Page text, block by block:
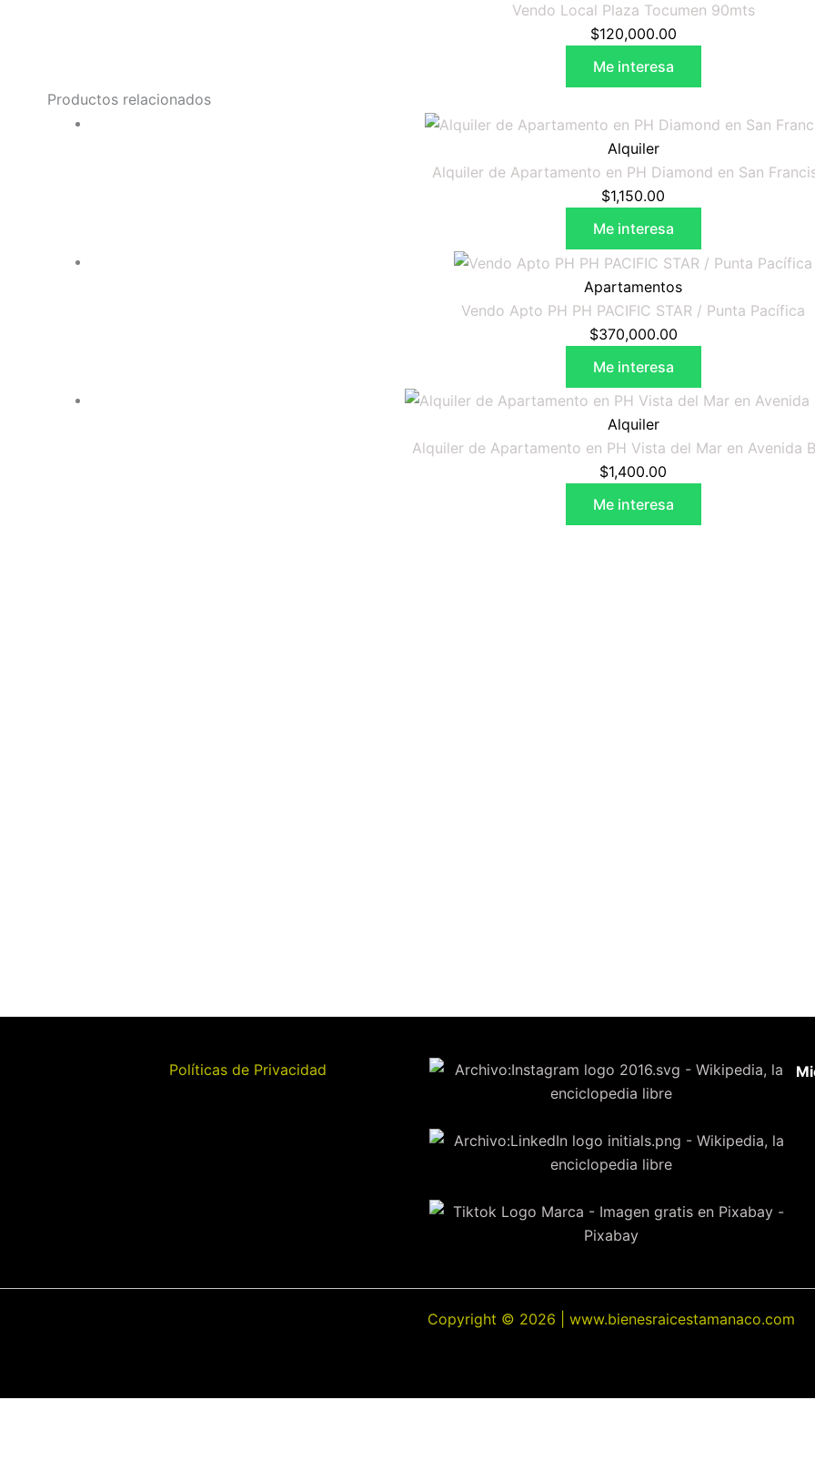
Vendo Local Plaza Tocumen 90mts
$120,000.00
Me interesa
Productos relacionados
Alquiler
Alquiler de Apartamento en PH Diamond en San
$1,150.00
Me interesa
Apartamentos
Vendo Apto PH PH PACIFIC STAR / Punta Pacífica
$370,000.00
Me interesa
Alquiler
Alquiler de Apartamento en PH Vista del Mar en Avenida
$1,400.00
Me interesa
Políticas de Privacidad
Copyright © 2026 | www.bienesraicestamanaco.com